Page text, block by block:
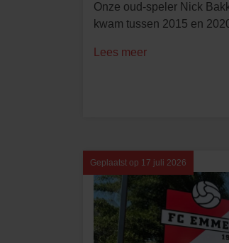
Onze oud-speler Nick
kwam tussen 2015 en
Lees meer
Geplaatst op 17 juli 2026